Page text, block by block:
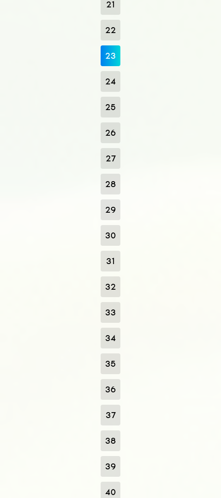
21
22
23
24
25
26
27
28
29
30
31
32
33
34
35
36
37
38
39
40